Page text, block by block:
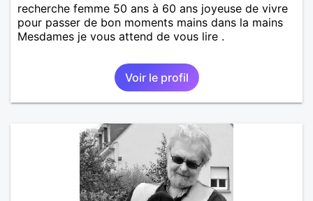
recherche femme 50 ans à 60 ans joyeuse de vivre
pour passer de bon moments mains dans la mains
Mesdames je vous attend de vous lire .
Voir le profil